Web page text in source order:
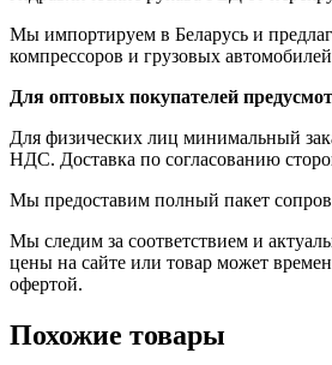
Мы импортируем в Беларусь и
компрессоров и грузовых
Для оптовых покупателей
Для физических лиц минимальный
НДС. Доставка по согласованию
Мы предоставим полный пакет
Мы следим за соответствием и
цены на сайте или товар может
офертой.
Похожие товары